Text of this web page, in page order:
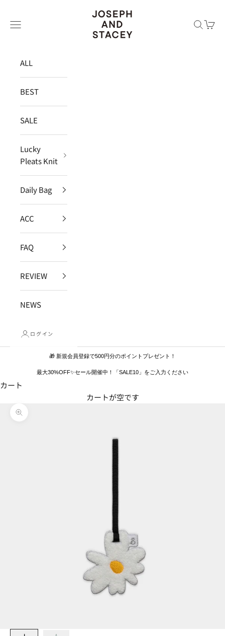
JOSEPH AND STACEY JAPAN
メニュー
検索カー
ALL
BEST
SALE
Lucky
Pleats Knit
Daily Bag
ACC
FAQ
REVIEW
NEWS
ログイン
🎁 新規会員登録で500円分のポイントプレゼント！
最大30%OFF✨セール開催中！「SALE10」をご入力ください
カート
カートが空です
ズームイン